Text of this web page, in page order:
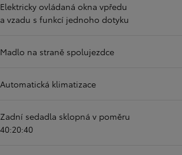
Elektricky ovládaná okna vpředu
a vzadu s funkcí jednoho dotyku
Madlo na straně spolujezdce
Automatická klimatizace
Zadní sedadla sklopná v poměru
40:20:40